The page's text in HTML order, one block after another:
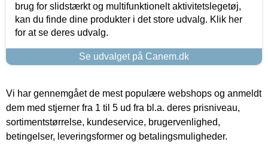
brug for slidstærkt og multifunktionelt aktivitetslegetøj,
kan du finde dine produkter i det store udvalg. Klik her
for at se deres udvalg.
Se udvalget på Canem.dk
Vi har gennemgået de mest populære webshops og anmeldt
dem med stjerner fra 1 til 5 ud fra bl.a. deres prisniveau,
sortimentstørrelse, kundeservice, brugervenlighed,
betingelser, leveringsformer og betalingsmuligheder.